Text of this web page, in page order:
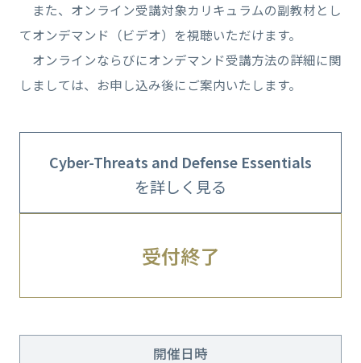
また、オンライン受講対象カリキュラムの副教材とし
てオンデマンド（ビデオ）を視聴いただけます。
オンラインならびにオンデマンド受講方法の詳細に関
しましては、お申し込み後にご案内いたします。
Cyber-Threats and Defense Essentials
を詳しく見る
受付終了
開催日時